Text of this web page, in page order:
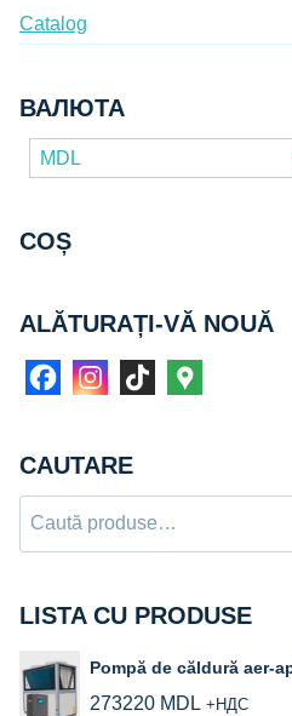
Catalog
ВАЛЮТА
MDL
COȘ
ALĂTURAȚI-VĂ NOUĂ
CAUTARE
Caută
după:
LISTA CU PRODUSE
Pompă de căldură aer-
273220 MDL +НДС